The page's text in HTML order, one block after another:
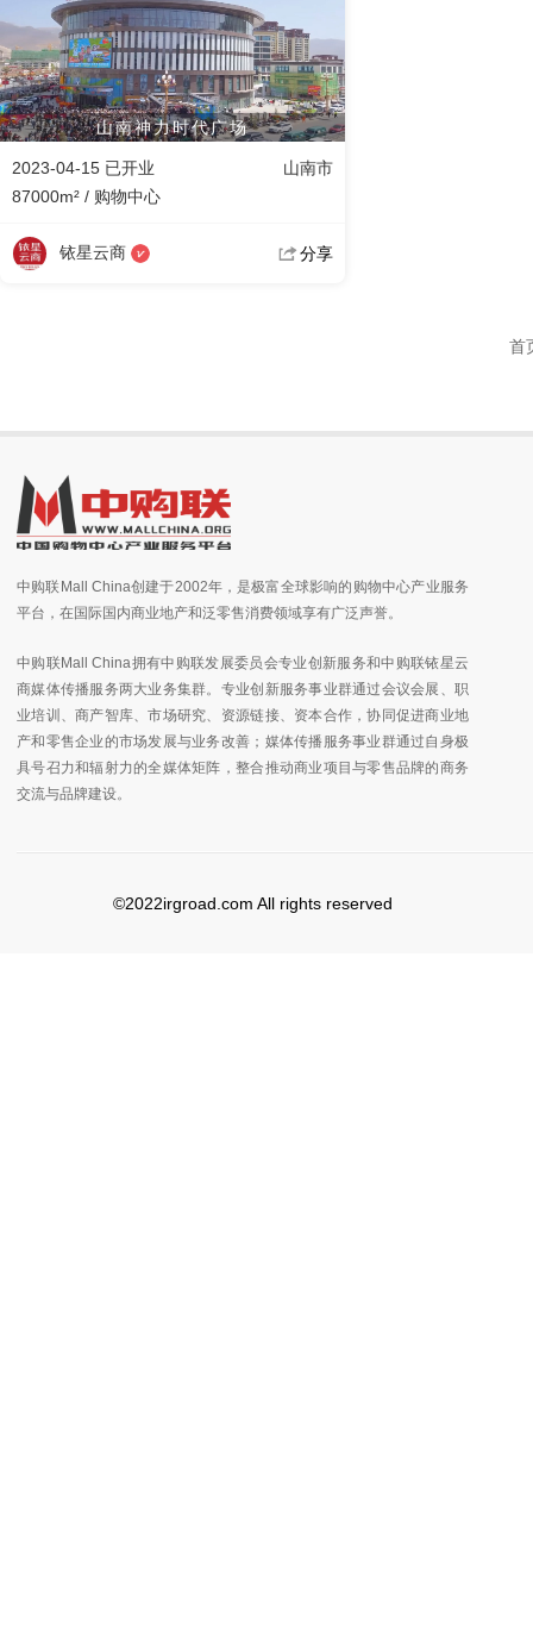
山南神力时代广场
2023-04-15 已开业
山南市
87000m² / 购物中心
铱星云商 分享
首
中购联Mall China创建于2002年，是极富全球影响的购物中心产业服务
平台，在国际国内商业地产和泛零售消费领域享有广泛声誉。
中购联Mall China拥有中购联发展委员会专业创新服务和中购联铱星云
商媒体传播服务两大业务集群。专业创新服务事业群通过会议会展、职
业培训、商产智库、市场研究、资源链接、资本合作，协同促进商业地
产和零售企业的市场发展与业务改善；媒体传播服务事业群通过自身极
具号召力和辐射力的全媒体矩阵，整合推动商业项目与零售品牌的商务
交流与品牌建设。
©2022irgroad.com All rights reserved